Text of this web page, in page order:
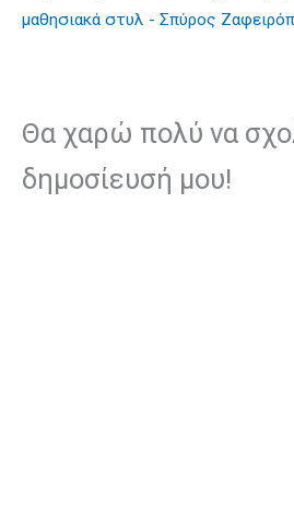
μαθησιακά στυλ - Σπύρος
Θα χαρώ πολύ να
δημοσίευσή μου!